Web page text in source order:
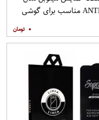
ANTISTATIC مناسب برای گوشی
۰